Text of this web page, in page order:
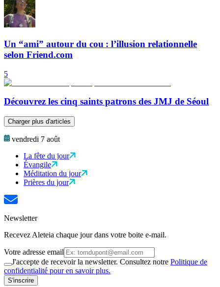
Un “ami” autour du cou : l’illusion relationnelle
selon Friend.com
5
Découvrez les cinq saints patrons des JMJ de Séoul
Charger plus d'articles
vendredi 7 août
La fête du jour
Évangile
Méditation du jour
Prières du jour
Newsletter
Recevez Aleteia chaque jour dans votre boite e-mail.
Votre adresse email
J'accepte de recevoir la newsletter. Consultez notre Politique de
confidentialité pour en savoir plus.
S'inscrire